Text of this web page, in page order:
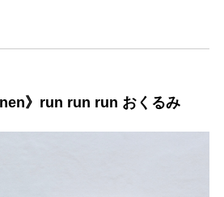
》run run run おくるみ